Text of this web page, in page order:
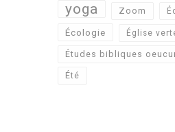
yoga Zoom
Écologie Église
Études bibliques
Été